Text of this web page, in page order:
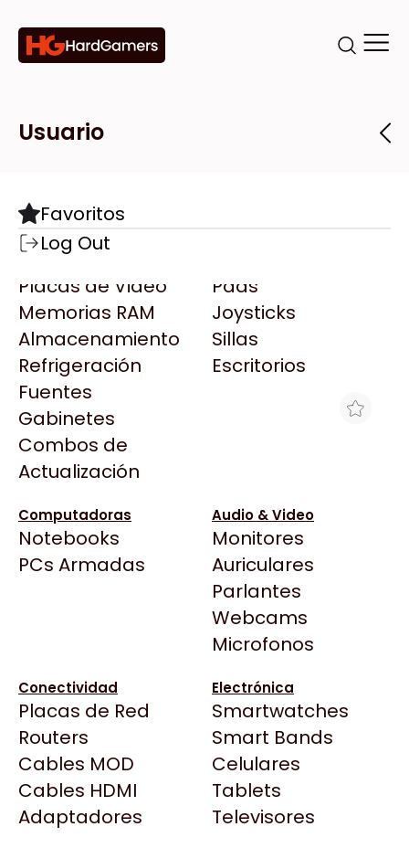
Categorías
Componentes
Motherboards
Microprocesadores
Placas de Video
Memorias RAM
Almacenamiento
Refrigeración
Fuentes
Gabinetes
Combos de
Actualización
Pads
Joysticks
Sillas
Escritorios
Computadoras
Notebooks
PCs Armadas
Audio & Video
Monitores
Auriculares
Parlantes
Webcams
Microfonos
Conectividad
Placas de Red
Routers
Cables MOD
Cables HDMI
Adaptadores
Electrónica
Smartwatches
Smart Bands
Celulares
Tablets
Televisores
Marcas
Todas las Marcas
AMD
AULA
Acer
Adata
AeroCool
Antec
Arkham
Asrock
BenQ
CX
Cooler Master
Deepcool
Dell
EVGA
Gamemax
Genesis
Genius
Tiendas
Destacadas
Todas las Tiendas
Click Gaming
Compufan Store
Dinobyte
Full H4rd
Gaming City
Gezatek
Usuario
Favoritos
Log Out
FORMULARIO REMITO ZAVALLA X 1000
HOJAS
$296
Ver producto en la página de Max Tecno